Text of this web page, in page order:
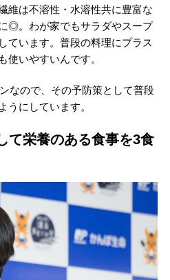
維は不溶性・水溶性共に豊富な
◎。わが家でもサラダやスープ
ています。普段の料理にプラス
使いやすいんです。
なので、その予防策として普段
うにしています。
て栄養のある食事を3食